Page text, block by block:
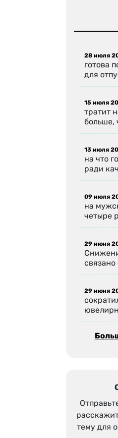
28 июля
готова
для
15 июля
тратит
больше,
13 июля
на что
ради
09 июля
на
четыре
29 июня
29 июня
тему для